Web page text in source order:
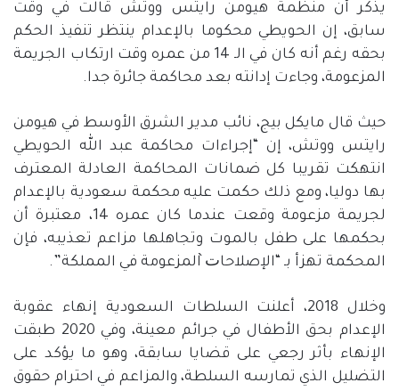
يذكر أن منظمة هيومن رايتس ووتش قالت في وقت
سابق، إن الحويطي محكوما بالإعدام ينتظر تنفيذ الحكم
بحقه رغم أنه كان في الـ 14 من عمره وقت ارتكاب الجريمة
المزعومة، وجاءت إدانته بعد محاكمة جائرة جدا.
حيث قال مايكل بيج، نائب مدير الشرق الأوسط في هيومن
رايتس ووتش، إن “إجراءات محاكمة عبد الله الحويطي
انتهكت تقريبا كل ضمانات المحاكمة العادلة المعترف
بها دوليا، ومع ذلك حكمت عليه محكمة سعودية بالإعدام
لجريمة مزعومة وقعت عندما كان عمره 14، معتبرة أن
بحكمها على طفل بالموت وتجاهلها مزاعم تعذيبه، فإن
المحكمة تهزأ بـ “الإصلاحات̀ المزعومة في المملكة”.
وخلال 2018، أعلنت السلطات السعودية إنهاء عقوبة
الإعدام بحق الأطفال في جرائم معينة، وفي 2020 طبقت
الإنهاء بأثر رجعي على قضايا سابقة، وهو ما يؤكد على
التضليل الذي تمارسه السلطة، والمزاعم في احترام حقوق